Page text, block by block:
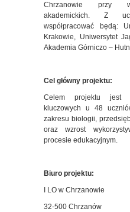
Chrzanowie przy
akademickich. Z
współpracować będą:
Krakowie, Uniwersytet
Akademia Górniczo –
Cel główny projektu:
Celem projektu jest
kluczowych u 48
zakresu biologii,
oraz wzrost
procesie edukacyjnym.
Biuro projektu:
I LO w Chrzanowie
32-500 Chrzanów